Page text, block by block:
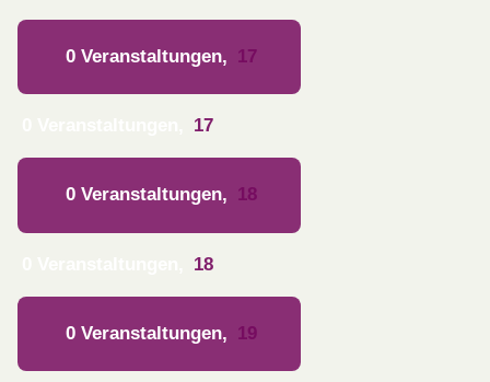
0 Veranstaltungen, 17
17
0 Veranstaltungen, 18
18
0 Veranstaltungen, 19